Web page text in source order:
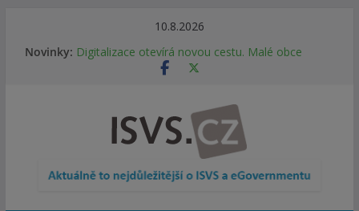
10.8.2026
Novinky: Digitalizace otevírá novou cestu. Malé obce
nemusí zanikat, mohou více spolupracovat
DIA: Informační systém dlouhodobého řízení
(ISDŘ) je od července v plném provozu
RVIS – Výbor pro architekturu a řízení ICT
zveřejnil materiály z nového jednání
Informace o obcích vždy po ruce. SMS ČR spouští